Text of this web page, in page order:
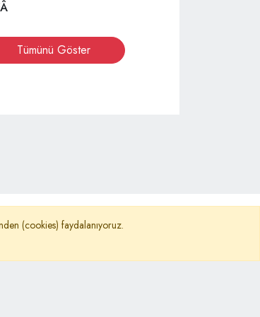
Tümünü Göster
(cookies) faydalanıyoruz.